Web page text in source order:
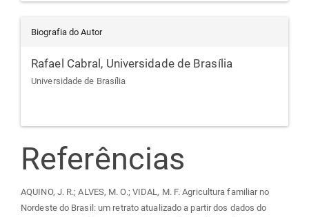
Biografia do Autor
Rafael Cabral, Universidade de Brasília
Universidade de Brasília
Referências
AQUINO, J. R.; ALVES, M. O.; VIDAL, M. F. Agricultura familiar no
Nordeste do Brasil: um retrato atualizado a partir dos dados do